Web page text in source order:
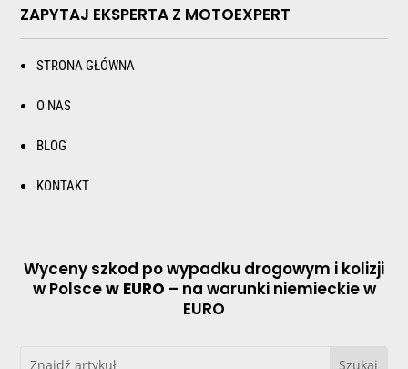
ZAPYTAJ EKSPERTA Z MOTOEXPERT
STRONA GŁÓWNA
O NAS
BLOG
KONTAKT
Wyceny szkod po wypadku drogowym i kolizji
w Polscew EURO – na warunki niemieckie w
EURO